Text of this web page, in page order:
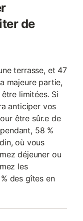
de
terrasse, et 47
majeure partie,
limitées. Si
anticiper vos
être sûr.e de
58 %
où vous
déjeuner ou
les
des gîtes en